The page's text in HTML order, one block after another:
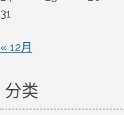
31
« 12月
分类